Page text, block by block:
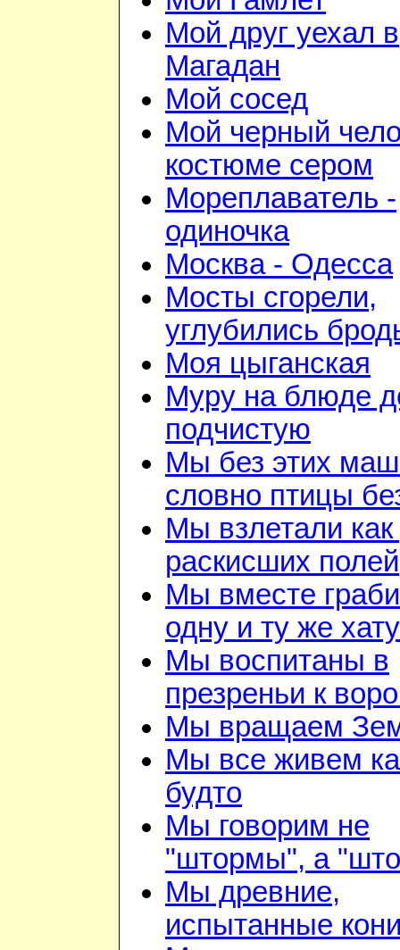
Мой друг уехал в
Магадан
Мой сосед
Мой черный
костюме сером
Мореплаватель -
одиночка
Москва - Одесса
Мосты сгорели,
углубились
Моя цыганская
Муру на блюде
подчистую
Мы без этих
словно птицы
Мы взлетали как
раскисших полей
Мы вместе
одну и ту же хату
Мы воспитаны в
презреньи к
Мы вращаем
Мы все живем
будто
Мы говорим не
"штормы", а
Мы древние,
испытанные